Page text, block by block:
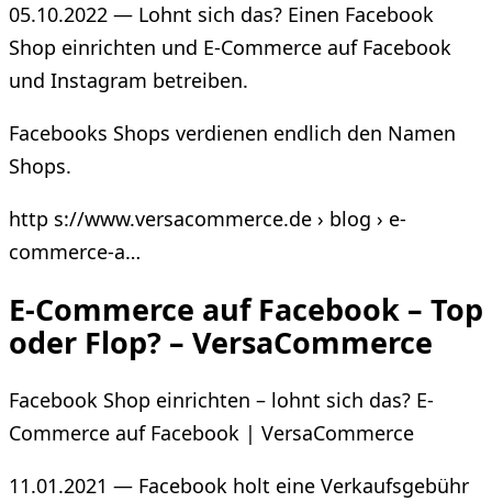
05.10.2022 — Lohnt sich das? Einen Facebook
Shop einrichten und E-Commerce auf Facebook
und Instagram betreiben.
Facebooks Shops verdienen endlich den Namen
Shops.
http s://www.versacommerce.de › blog › e-
commerce-a…
E-Commerce auf Facebook – Top
oder Flop? – VersaCommerce
Facebook Shop einrichten – lohnt sich das? E-
Commerce auf Facebook | VersaCommerce
11.01.2021 — Facebook holt eine Verkaufsgebühr